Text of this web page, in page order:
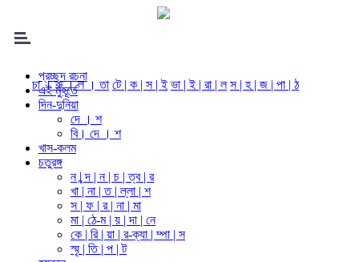
প্রচ্ছদ রচনা
এই মুহূর্তে
দিন-দুনিয়া
দে । শ
বি। দে । শ
খাস-কলম
চতুরঙ্গ
ন | ন্দ | ন | চ | ত্ব | র
খা | না | ত | ল্লা | শ
স | ফ | র | না | মা
মা | ঠে-ম | য় | দা | নে
কে | রি | য়া | র-ক্যা | ম্পা | স
স্মৃ | তি | প | ট
চা । রু । ল । তা টে | ক | স | ই ভা | ই | রা | ল স | হ | জ | পা | ঠ